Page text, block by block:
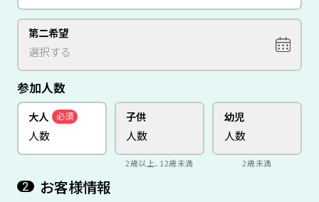
第二希望
参加人数
大人 必須 子供
2歳以上、12歳未満
幼児
2歳未満
2 お客様情報